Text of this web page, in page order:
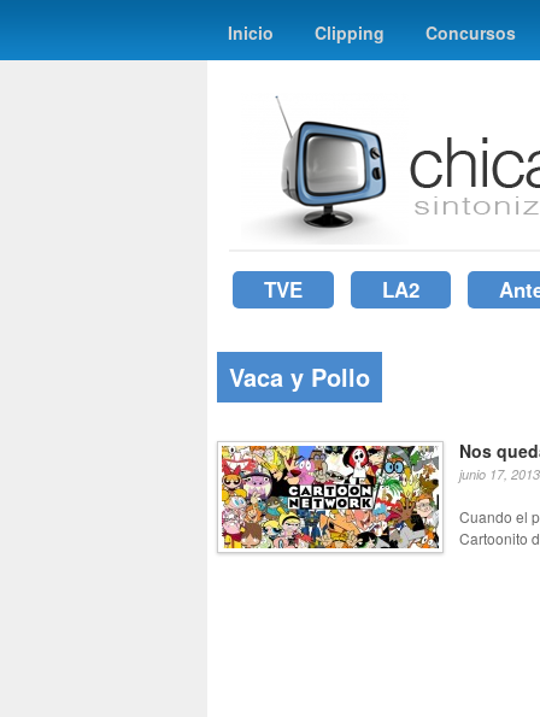
Inicio Clipping Concursos
TVE LA2
Vaca y Pollo
Nos
junio 17, 2013
Cuando el
Cartoonito